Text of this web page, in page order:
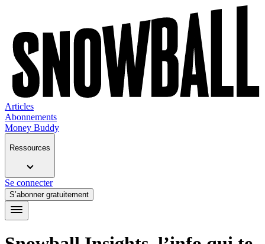
Articles
Abonnements
Money Buddy
Ressources
Se connecter
S’abonner gratuitement